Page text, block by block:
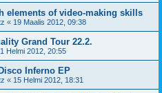
elements of video-making skills
« 19 Maalis 2012, 09:38
Grand Tour 22.2.
Helmi 2012, 20:55
Inferno EP
« 15 Helmi 2012, 18:31